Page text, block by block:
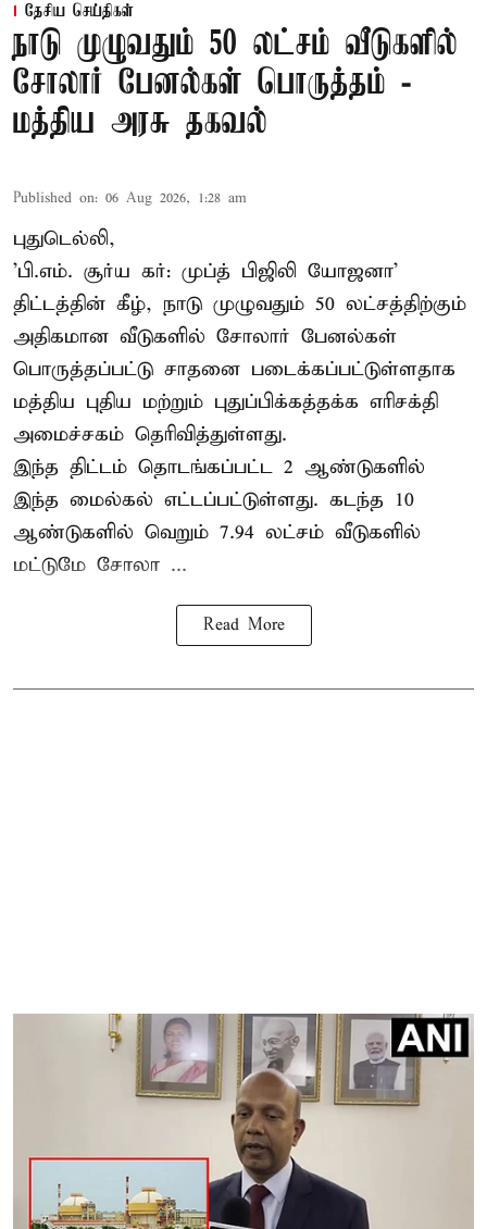
தேசிய செய்திகள்
நாடு முழுவதும் 50 லட்சம் வீடுகளில்
சோலார் பேனல்கள் பொருத்தம் -
மத்திய அரசு தகவல்
Published on: 06 Aug 2026, 1:28 am
புதுடெல்லி,
'பி.எம். சூர்ய கர்: முப்த் பிஜிலி யோஜனா'
திட்டத்தின் கீழ், நாடு முழுவதும் 50 லட்சத்திற்கும்
அதிகமான வீடுகளில் சோலார் பேனல்கள்
பொருத்தப்பட்டு சாதனை படைக்கப்பட்டுள்ளதாக
மத்திய புதிய மற்றும் புதுப்பிக்கத்தக்க எரிசக்தி
அமைச்சகம் தெரிவித்துள்ளது.
இந்த திட்டம் தொடங்கப்பட்ட 2 ஆண்டுகளில்
இந்த மைல்கல் எட்டப்பட்டுள்ளது. கடந்த 10
ஆண்டுகளில் வெறும் 7.94 லட்சம் வீடுகளில்
மட்டுமே சோலா ...
Read More